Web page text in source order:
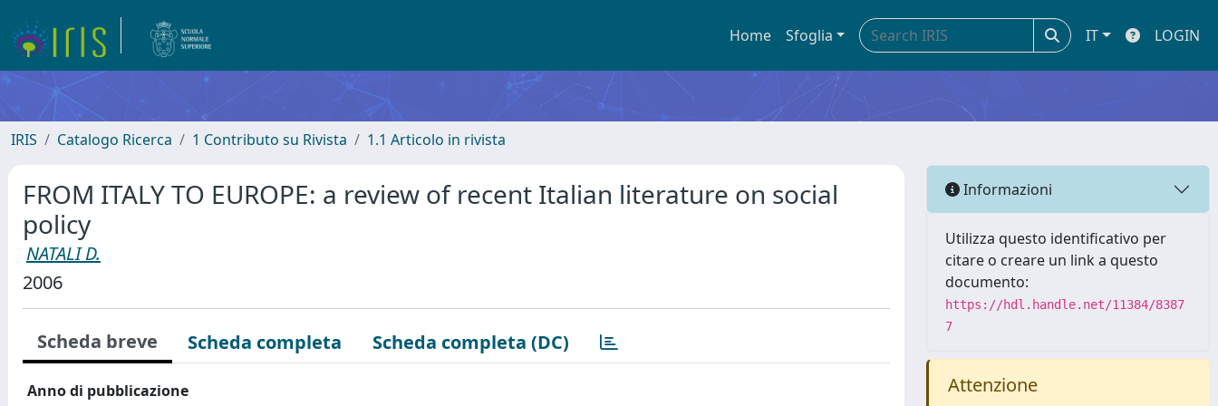
Home Sfoglia IT LOGIN
IRIS Catalogo Ricerca 1 Contributo su Rivista 1.1 Articolo in rivista
FROM ITALY TO EUROPE: a review of recent Italian literature on social
policy
NATALI D.
2006
Scheda breve Scheda completa Scheda completa (DC)
Anno di pubblicazione
Informazioni
Utilizza questo identificativo per
citare o creare un link a questo
documento:
https://hdl.handle.net/11384/8387
7
Attenzione